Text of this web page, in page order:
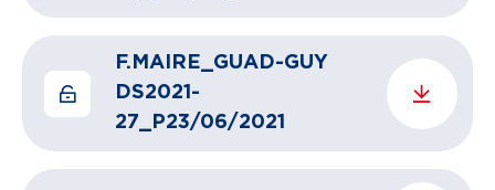
F.MAIRE_GUAD-GUY
DS2021-
27_P23/06/2021